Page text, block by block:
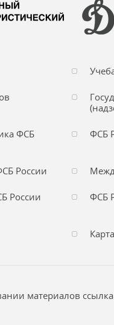
ФСБ
ФСБ
России
России ФСБ
материалов